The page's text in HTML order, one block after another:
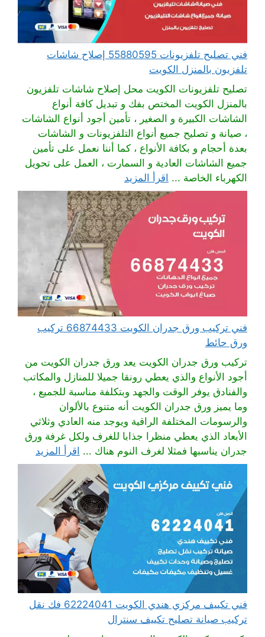
فني تصليح تلفزيونات 55880595 إصلاح شاشات
تلفزيون بالمنزل الكويت
تصليح تلفزيونات الكويت محل إصلاح شاشات تلفزيون
بالمنزل الكويت المختص بفك و تبديل كافة أنواع
الشاشات الكبيرة و الصغير ، تأمين أجود أنواع الشاشات
، صيانة و تصليح جميع أنواع التلفزيونات و الشاشات
بعدة أحجام و بكافة الأنواع ، كما أننا نعمل على تأمين
جميع الشاشات العادية و السمارت ، العمل على تحويل
الكهرباء الخاصة ... اقرأ المزيد
فني تركيب ورق جدران الكويت 66874433 تركيب
ورق حائط
تركيب ورق جدران الكويت يعد ورق جدران الكويت من
أجود الأنواع والذي يعطي رونقا جميلا للمنازل والمكاتب
والفنادق يوفر الوقت والجهد وبتكلفة مناسبة للجميع ،
وما يميز ورق جدران الكويت أنه متنوع بالألوان
والرسومات المختلفة الراقية ويوجد منه العادي وثلاثي
الأبعاد الذي يعطي منظرا جذابا للغرف ولكل غرفة ورق
جدران يناسبها فمثلا لغرف النوم هناك ... اقرأ المزيد
فني تكييف مركزي هندي الكويت 62224041 فك نقل
تركيب صيانة تصليح تكييف سنترال